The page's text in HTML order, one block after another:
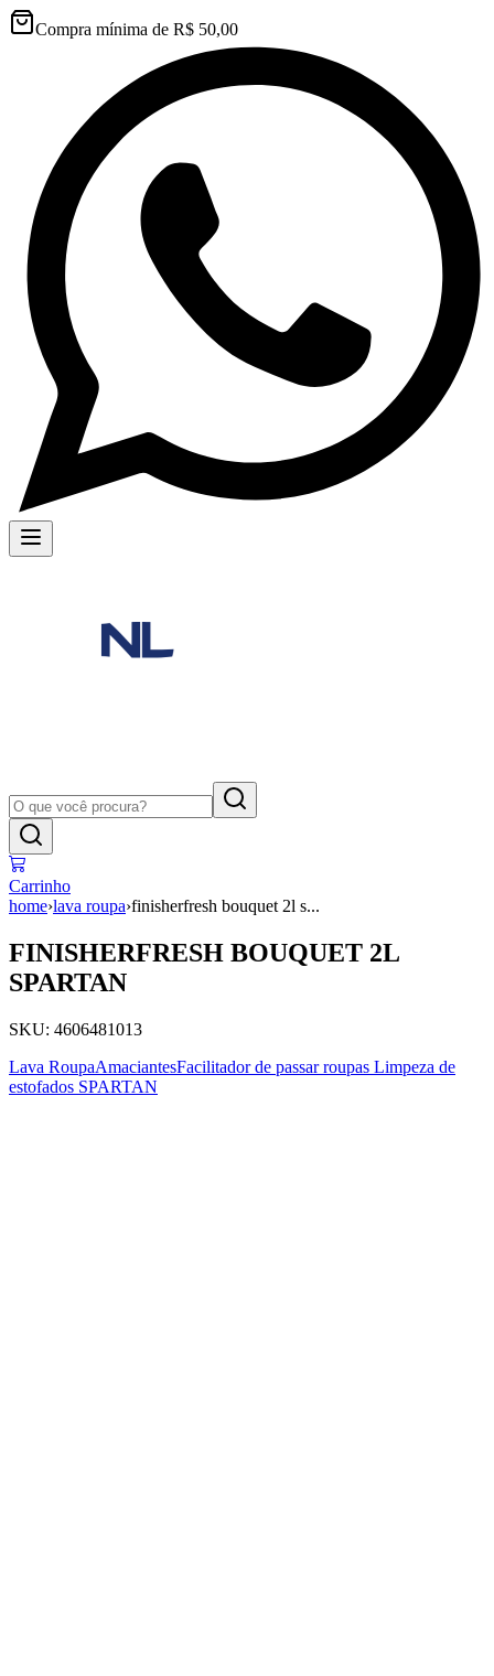
Compra mínima de R$ 50,00
Carrinho
home›lava roupa›finisherfresh bouquet 2l s...
FINISHERFRESH BOUQUET 2L
SPARTAN
SKU: 4606481013
Lava RoupaAmaciantesFacilitador de passar roupas Limpeza de
estofados SPARTAN